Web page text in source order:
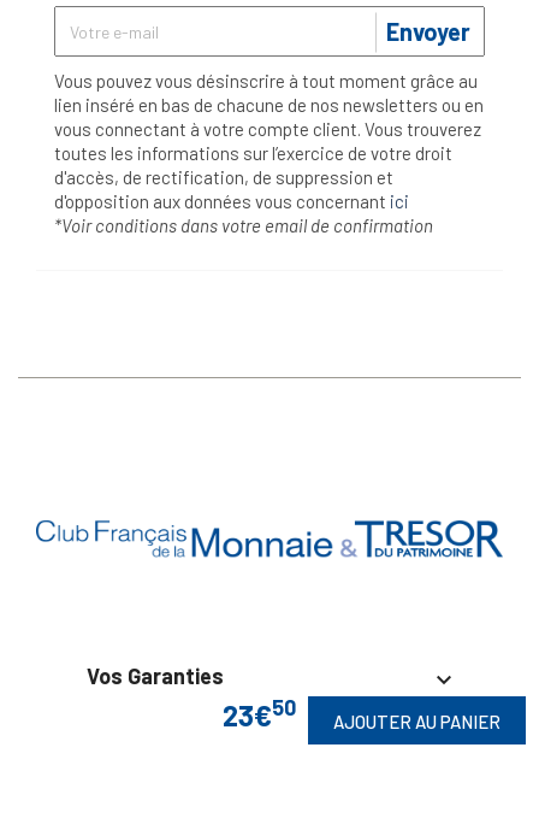
23€50
AJOUTER AU PANIER
Envoyer
Vous pouvez vous désinscrire à tout moment grâce au
lien inséré en bas de chacune de nos newsletters ou en
vous connectant à votre compte client. Vous trouverez
toutes les informations sur l’exercice de votre droit
d'accès, de rectification, de suppression et
d'opposition aux données vous concernant ici
*Voir conditions dans votre email de confirmation
Vos Garanties 
